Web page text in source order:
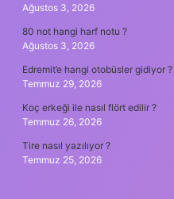
Ağustos 3, 2026
80 not hangi harf notu ?
Ağustos 3, 2026
Edremit’e hangi otobüsler gidiyor ?
Temmuz 29, 2026
Koç erkeği ile nasıl flört edilir ?
Temmuz 26, 2026
Tire nasıl yazılıyor ?
Temmuz 25, 2026